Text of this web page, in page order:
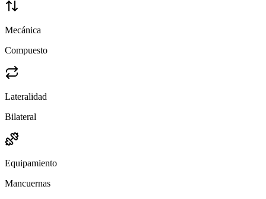
Mecánica
Compuesto
Lateralidad
Bilateral
Equipamiento
Mancuernas